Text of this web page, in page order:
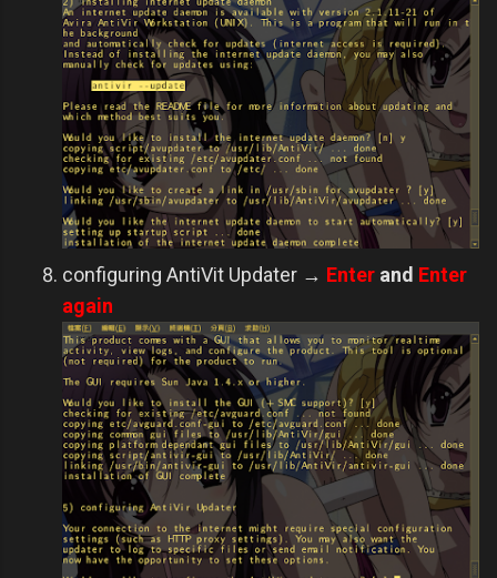
configuring AntiVit Updater → Enter and Enter
again